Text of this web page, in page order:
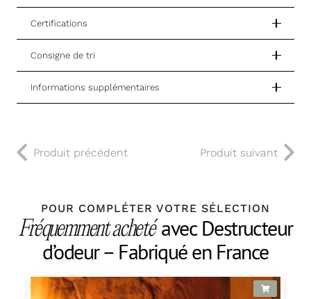
Certifications
Consigne de tri
Informations supplémentaires
Produit précédent Produit suivant
POUR COMPLÉTER VOTRE SÉLECTION
Fréquemment achetéavec Destructeur
d’odeur – Fabriqué en France